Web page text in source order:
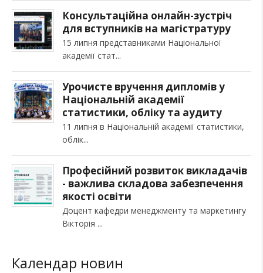
Консультаційна онлайн-зустріч
для вступників на магістратуру
15 липня представниками Національної
академії стат
Урочисте вручення дипломів у
Національній академії
статистики, обліку та аудиту
11 липня в Національній академії статистики,
облік
Професійний розвиток викладачів
- важлива складова забезпечення
якості освіти
Доцент кафедри менеджменту та маркетингу
Вікторія
Календар новин